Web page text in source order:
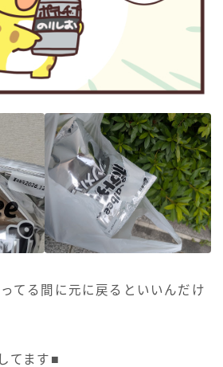
てる間に元に戻るといいんだけ
てます■